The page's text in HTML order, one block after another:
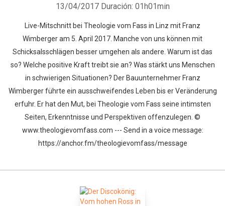
13/04/2017 Duración: 01h01min
Live-Mitschnitt bei Theologie vom Fass in Linz mit Franz
Wimberger am 5. April 2017. Manche von uns können mit
Schicksalsschlägen besser umgehen als andere. Warum ist das
so? Welche positive Kraft treibt sie an? Was stärkt uns Menschen
in schwierigen Situationen? Der Bauunternehmer Franz
Wimberger führte ein ausschweifendes Leben bis er Veränderung
erfuhr. Er hat den Mut, bei Theologie vom Fass seine intimsten
Seiten, Erkenntnisse und Perspektiven offenzulegen. ©
www.theologievomfass.com --- Send in a voice message:
https://anchor.fm/theologievomfass/message